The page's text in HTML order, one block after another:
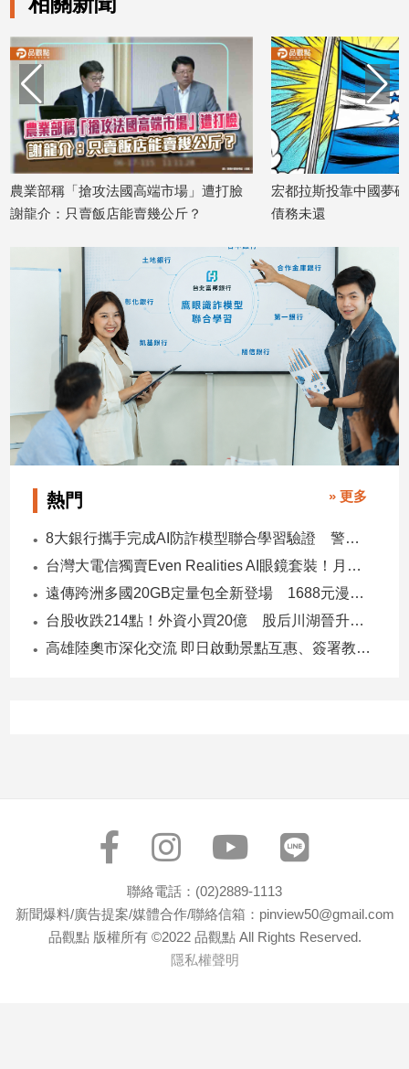
聞
流
行/
時
尚
追
星
生
建
遊/
美
理
消
健
親
薦
攻法國高端市場」遭打臉
飯店能賣幾公斤？
宏都拉斯投靠中國夢碎！仍欠台灣
債務未還
熱門 » 更多
8大銀行攜手完成AI防詐模型聯合學習驗證 警示帳戶準確度提升2倍
台灣大電信獨賣Even Realities AI眼鏡套裝！月付1399元 專案價3990
遠傳跨洲多國20GB定量包全新登場 1688元漫遊逾百國家！
台股收跌214點！外資小買20億 股后川湖晉升萬金股
高雄陸奧市深化交流 即日啟動景點互惠、簽署教育合作MOU
聯絡電話：(02)2889-1113
新聞爆料/廣告提案/媒體合作/聯絡信箱：pinview50@gmail.com
品觀點 版權所有 ©2022 品觀點 All Rights Reserved.
隱私權聲明